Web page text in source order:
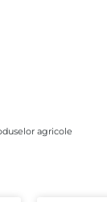
agricole